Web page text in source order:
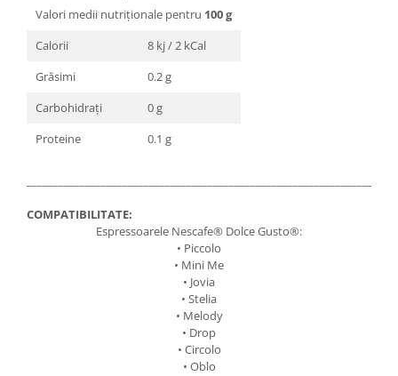
Valori medii nutriționale pentru 100 g
Calorii
8 kj / 2 kCal
Grăsimi
0.2 g
Carbohidrați
0 g
Proteine
0.1 g
COMPATIBILITATE:
Espressoarele Nescafe® Dolce Gusto®:
• Piccolo
• Mini Me
• Jovia
• Stelia
• Melody
• Drop
• Circolo
• Oblo